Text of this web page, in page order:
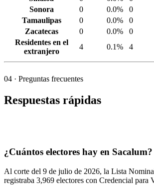
Sonora
0 0.0% 0
Tamaulipas
0 0.0% 0
Zacatecas
0 0.0% 0
Residentes en el
extranjero
4 0.1% 4
04 · Preguntas frecuentes
Respuestas rápidas
¿Cuántos electores hay en Sacalum?
Al corte del 9 de julio de 2026, la Lista
registraba 3,969 electores con Credencial para